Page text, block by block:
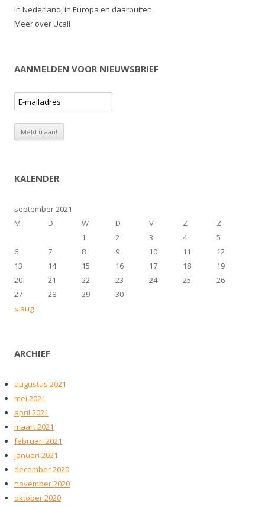
in Nederland, in Europa en daarbuiten.
Meer over Ucall
AANMELDEN VOOR NIEUWSBRIEF
KALENDER
september 2021
M
D W D V Z Z
« aug
1 2 3 4
5
6
7 8 9 10 11
12
13
14 15 16 17 18
19
20
21 22 23 24 25
26
27
28 29 30
ARCHIEF
augustus 2021
mei 2021
april 2021
maart 2021
februari 2021
januari 2021
december 2020
november 2020
oktober 2020